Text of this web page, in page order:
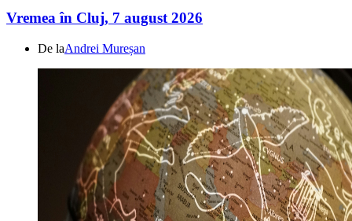
Vremea în Cluj, 7 august 2026
De laAndrei Mureșan